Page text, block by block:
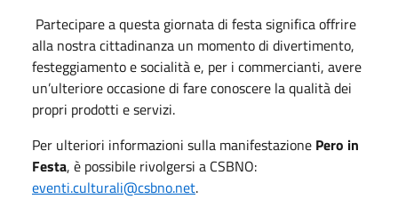
Partecipare a questa giornata di festa significa offrire
alla nostra cittadinanza un momento di divertimento,
festeggiamento e socialità e, per i commercianti, avere
un’ulteriore occasione di fare conoscere la qualità dei
propri prodotti e servizi.
Per ulteriori informazioni sulla manifestazione Pero in
Festa, è possibile rivolgersi a CSBNO:
eventi.culturali@csbno.net.